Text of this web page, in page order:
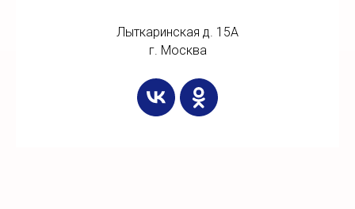
Лыткаринская д. 15А
г. Москва